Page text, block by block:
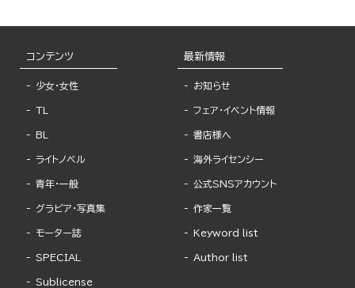
コンテンツ
少女・女性
TL
BL
ライトノベル
青年・一般
グラビア・写真集
モーター誌
SPECIAL
Sublicense
最新情報
お知らせ
フェア・イベント情報
書店様へ
海外ライセンシー
公式SNSアカウント
作家一覧
Keyword list
Author list